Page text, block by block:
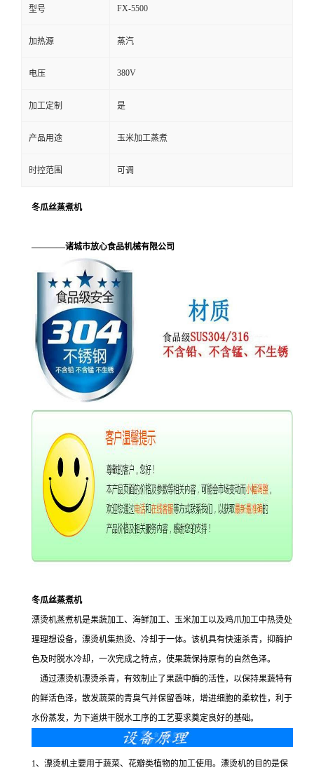
型号 FX-5500
加热源 蒸汽
电压 380V
加工定制 是
产品用途 玉米加工蒸煮
时控范围 可调
冬瓜丝蒸煮机
————诸城市放心食品机械有限公司
冬瓜丝蒸煮机
漂烫机蒸煮机是果蔬加工、海鲜加工、玉米加工以及鸡爪加工中热烫处
理理想设备，漂烫机集热烫、冷却于一体。该机具有快速杀青，抑酶护
色及时脱水冷却，一次完成之特点，使果蔬保持原有的自然色泽。
通过漂烫机漂烫杀青，有效制止了果蔬中酶的活性，以保持果蔬特有
的鲜活色泽，散发蔬菜的青臭气并保留香味，增进细胞的柔软性，利于
水份蒸发，为下道烘干脱水工序的工艺要求奠定良好的基础。
1、漂烫机主要用于蔬菜、花瓣类植物的加工使用。漂烫机的目的是保